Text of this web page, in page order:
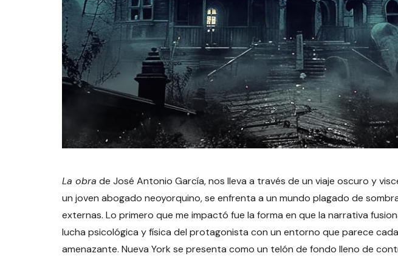
La obra de José Antonio García, nos lleva a través de un viaje oscuro y
un joven abogado neoyorquino, se enfrenta a un mundo plagado de
externas. Lo primero que me impactó fue la forma en que la narrativa
lucha psicológica y física del protagonista con un entorno que parece
amenazante. Nueva York se presenta como un telón de fondo lleno de